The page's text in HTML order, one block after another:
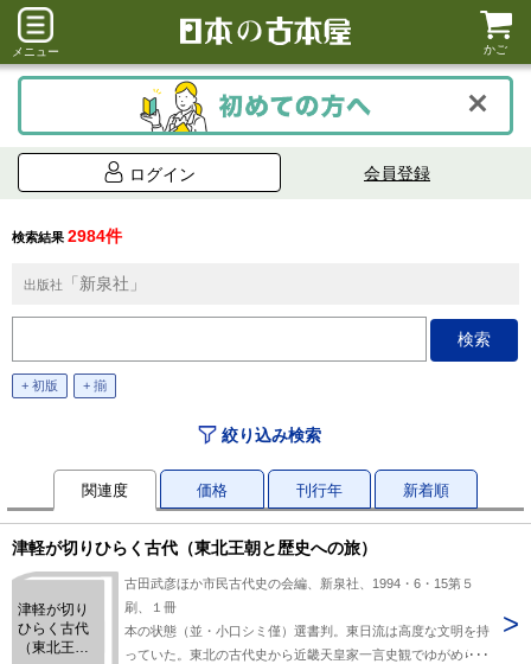
メニュー かご
ログイン 会員登録
検索結果 2984件
出版社 「新泉社」
+ 初版 + 揃
絞り込み検索
関連度 価格 刊行年 新着順
津軽が切りひらく古代（東北王朝と歴史への旅）
津軽が切り
ひらく古代
（東北王朝
古田武彦ほか市民古代史の会編、新泉社、1994・6・15第５
刷、１冊
本の状態（並・小口シミ僅）選書判。東日流は高度な文明を持
っていた。東北の古代史から近畿天皇家一言史観でゆがめられ